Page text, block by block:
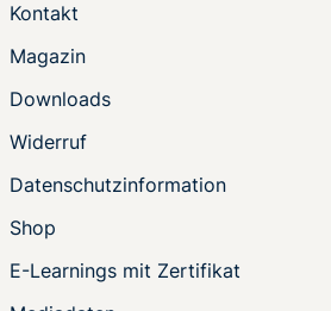
Kontakt
Magazin
Downloads
Widerruf
Datenschutzinformation
Shop
E-Learnings mit Zertifikat